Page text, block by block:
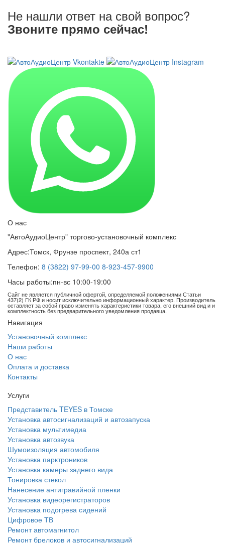
Не нашли ответ на свой вопрос?
Звоните прямо сейчас!
О нас
"АвтоАудиоЦентр" торгово-установочный комплекс
Адрес:Томск, Фрунзе проспект, 240а ст1
Телефон: 8 (3822) 97-99-00 8-923-457-9900
Часы работы:пн-вс 10:00-19:00
Сайт не является публичной офертой, определяемой положениями Статьи
437(2) ГК РФ и носит исключительно информационный характер. Производитель
оставляет за собой право изменять характеристики товара, его внешний вид и и
комплектность без предварительного уведомления продавца.
Навигация
Установочный комплекс
Наши работы
О нас
Оплата и доставка
Контакты
Услуги
Представитель TEYES в Томске
Установка автосигнализаций и автозапуска
Установка мультимедиа
Установка автозвука
Шумоизоляция автомобиля
Установка парктроников
Установка камеры заднего вида
Тонировка стекол
Нанесение антигравийной пленки
Установка видеорегистраторов
Установка подогрева сидений
Цифровое ТВ
Ремонт автомагнитол
Ремонт брелоков и автосигнализаций